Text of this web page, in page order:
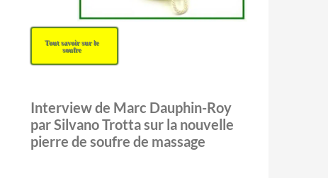
Tout savoir sur le
soufre
Interview de Marc Dauphin-Roy
par Silvano Trotta sur la nouvelle
pierre de soufre de massage